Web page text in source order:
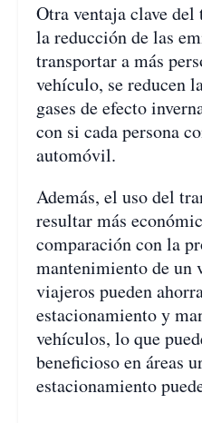
Otra ventaja clave
la reducción de las
transportar a más
vehículo, se reducen
gases de efecto
con si cada persona
automóvil.
Además, el uso del
resultar más
comparación con la
mantenimiento de un
viajeros pueden
estacionamiento y
vehículos, lo que
beneficioso en áreas
estacionamiento